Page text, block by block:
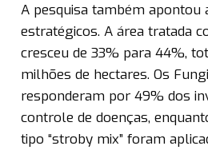
A pesquisa também apontou
estratégicos. A área tratada
cresceu de 33% para 44%,
milhões de hectares. Os
responderam por 49% dos
controle de doenças,
tipo “stroby mix” foram